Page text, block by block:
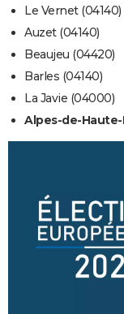
Le Vernet (04140)
Auzet (04140)
Beaujeu (04420)
Barles (04140)
La Javie (04000)
Alpes-de-